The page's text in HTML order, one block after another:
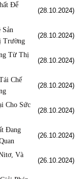
Để
(28.10.2024)
Trường
(28.10.2024)
Từ Thị
(28.10.2024)
Chế
(28.10.2024)
Cho Sức
(28.10.2024)
Đang
(26.10.2024)
Và
(26.10.2024)